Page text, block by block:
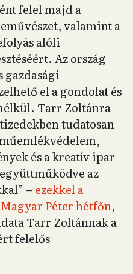
felel majd a
valamint a
alóli
Az ország
el a gondolat és
Tarr Zoltánra
tudatosan
és a kreatív ipar
az
– ezekkel a
Péter hétfőn,
Tarr Zoltánnak a
felelős